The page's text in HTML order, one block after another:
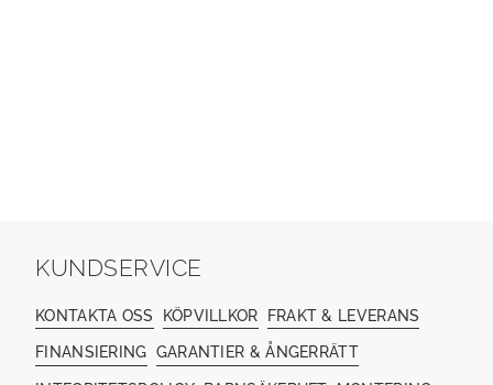
KUNDSERVICE
KONTAKTA OSS KÖPVILLKOR FRAKT & LEVERANS
FINANSIERING GARANTIER & ÅNGERRÄTT